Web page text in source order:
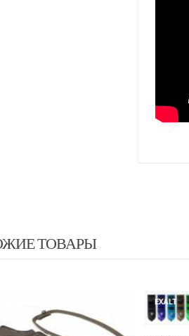
ТОВАРЫ